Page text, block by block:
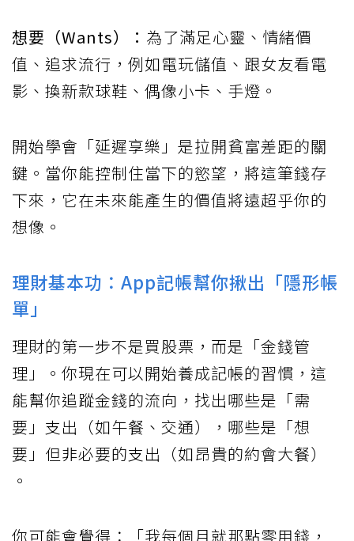
想要（Wants）： 為了滿足心靈、情緒價
值、追求流行，例如電玩儲值、跟女友看電
影、換新款球鞋、偶像小卡、手燈。
開始學會「延遲享樂」是拉開貧富差距的關
鍵。當你能控制住當下的慾望，將這筆錢存
下來，它在未來能產生的價值將遠超乎你的
想像。
理財基本功：App記帳幫你揪出「隱形帳
單」
理財的第一步不是買股票，而是「金錢管
理」。你現在可以開始養成記帳的習慣，這
能幫你追蹤金錢的流向，找出哪些是「需
要」支出（如午餐、交通），哪些是「想
要」但非必要的支出（如昂貴的約會大餐）
。
你可能會覺得：「我每個月就那點零用錢，